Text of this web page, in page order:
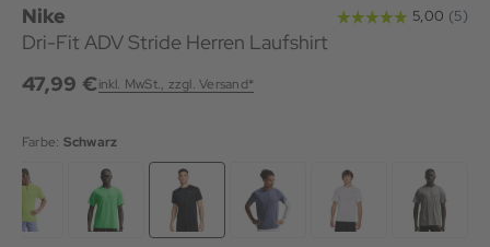
Nike
Dri-Fit ADV Stride Herren Laufshirt
47,99 €inkl. MwSt., zzgl. Versand*
Farbe: Schwarz